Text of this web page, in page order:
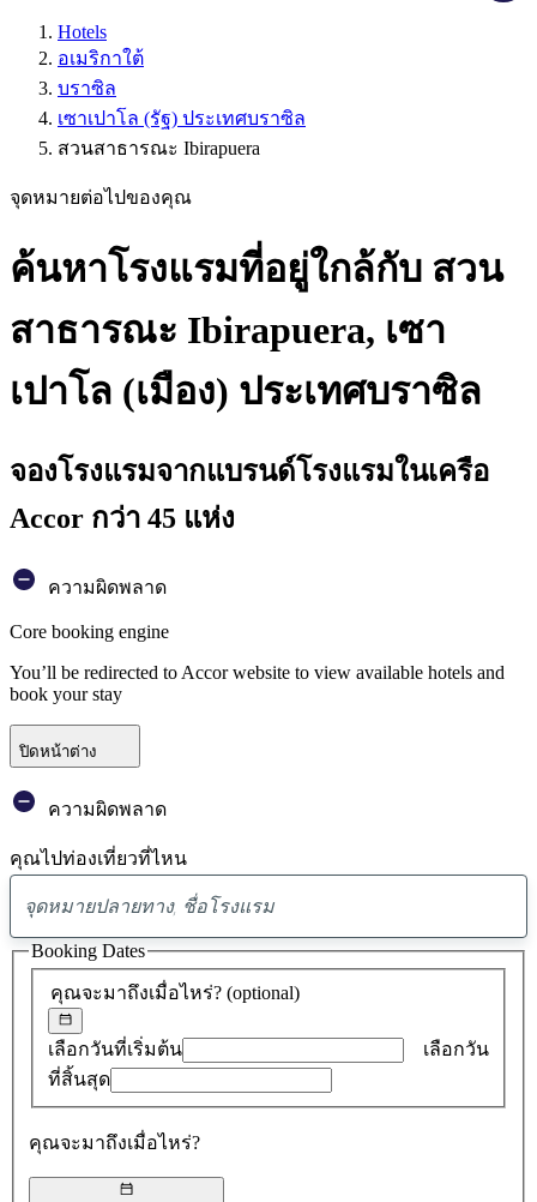
Hotels
อเมริกาใต้
บราซิล
เซาเปาโล (รัฐ) ประเทศบราซิล
สวนสาธารณะ Ibirapuera
จุดหมายต่อไปของคุณ
ค้นหาโรงแรมที่อยู่ใกล้กับ สวน
สาธารณะ Ibirapuera, เซา
เปาโล (เมือง) ประเทศบราซิล
จองโรงแรมจากแบรนด์โรงแรมในเครือ
Accor กว่า 45 แห่ง
ความผิดพลาด
Core booking engine
You’ll be redirected to Accor website to view available hotels and
book your stay
ปิดหน้าต่าง
ความผิดพลาด
คุณไปท่องเที่ยวที่ไหน
พบ
ข้อ
เสนอ
0
คุณจะมาถึงเมื่อไหร่? (optional)
เลือกวันที่เริ่มต้น
เลือกวัน
ที่สิ้นสุด
คุณจะมาถึงเมื่อไหร่?
Booking Dates